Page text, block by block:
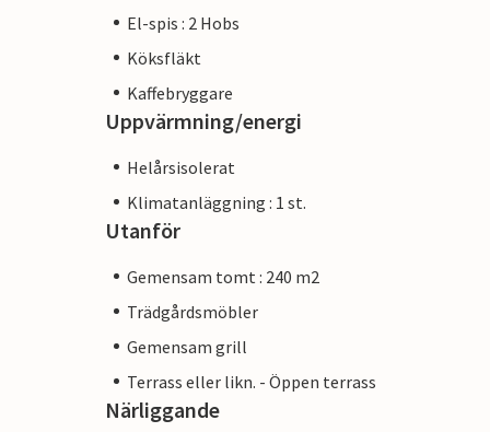
El-spis : 2 Hobs
Köksfläkt
Kaffebryggare
Uppvärmning/energi
Helårsisolerat
Klimatanläggning : 1 st.
Utanför
Gemensam tomt : 240 m2
Trädgårdsmöbler
Gemensam grill
Terrass eller likn. - Öppen terrass
Närliggande